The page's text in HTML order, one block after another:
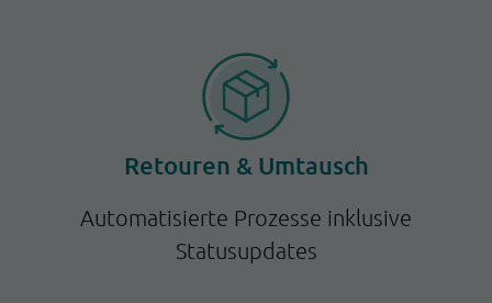
Retouren & Umtausch
Automatisierte Prozesse inklusive
Statusupdates